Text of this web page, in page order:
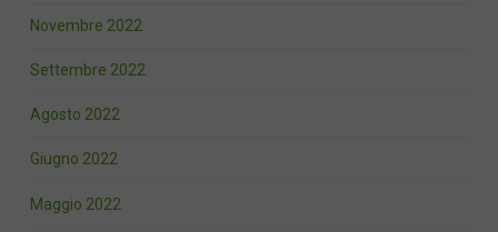
Novembre 2022
Settembre 2022
Agosto 2022
Giugno 2022
Maggio 2022